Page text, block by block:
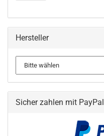
Hersteller
Sicher zahlen mit PayPal